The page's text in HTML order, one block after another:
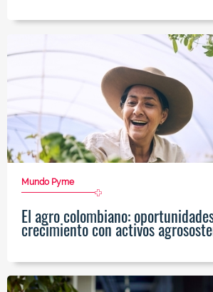
Mundo Pyme
El agro colombiano:
crecimiento con activos